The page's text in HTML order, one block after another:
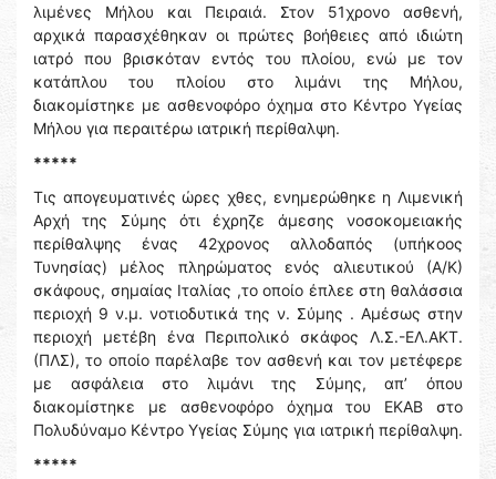
λιμένες Μήλου και Πειραιά. Στον 51χρονο ασθενή,
αρχικά παρασχέθηκαν οι πρώτες βοήθειες από ιδιώτη
ιατρό που βρισκόταν εντός του πλοίου, ενώ με τον
κατάπλου του πλοίου στο λιμάνι της Μήλου,
διακομίστηκε με ασθενοφόρο όχημα στο Κέντρο Υγείας
Μήλου για περαιτέρω ιατρική περίθαλψη.
*****
Τις απογευματινές ώρες χθες, ενημερώθηκε η Λιμενική
Αρχή της Σύμης ότι έχρηζε άμεσης νοσοκομειακής
περίθαλψης ένας 42χρονος αλλοδαπός (υπήκοος
Τυνησίας) μέλος πληρώματος ενός αλιευτικού (Α/Κ)
σκάφους, σημαίας Ιταλίας ,το οποίο έπλεε στη θαλάσσια
περιοχή 9 ν.μ. νοτιοδυτικά της ν. Σύμης . Αμέσως στην
περιοχή μετέβη ένα Περιπολικό σκάφος Λ.Σ.-ΕΛ.ΑΚΤ.
(ΠΛΣ), το οποίο παρέλαβε τον ασθενή και τον μετέφερε
με ασφάλεια στο λιμάνι της Σύμης, απ’ όπου
διακομίστηκε με ασθενοφόρο όχημα του ΕΚΑΒ στο
Πολυδύναμο Κέντρο Υγείας Σύμης για ιατρική περίθαλψη.
*****